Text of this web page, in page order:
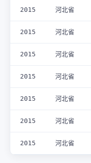
2015 河北省
2015 河北省
2015 河北省
2015 河北省
2015 河北省
2015 河北省
2015 河北省